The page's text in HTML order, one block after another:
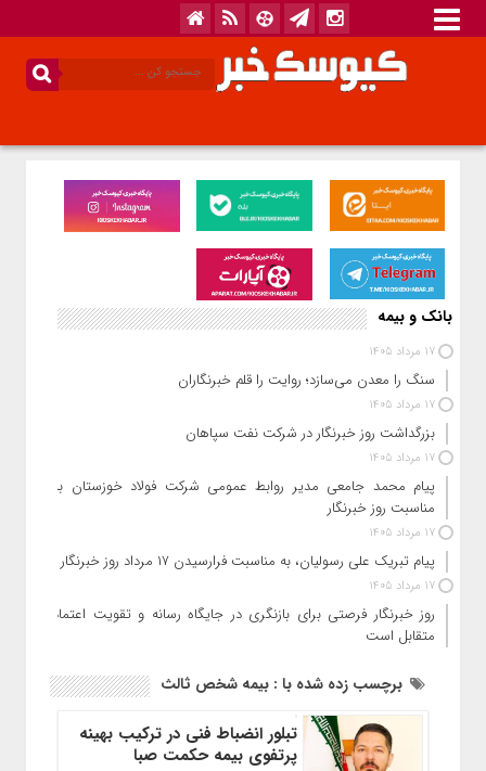
بانک و بیمه
17 مرداد 1405
سنگ را معدن می‌سازد؛ روایت را قلم خبرنگاران
17 مرداد 1405
بزرگداشت روز خبرنگار در شرکت نفت سپاهان
17 مرداد 1405
پیام محمد جامعی مدیر روابط عمومی شرکت فولاد خوزستان به
مناسبت روز خبرنگار
17 مرداد 1405
پیام تبریک علی رسولیان، به مناسبت فرارسیدن ۱۷ مرداد روز خبرنگار
17 مرداد 1405
روز خبرنگار فرصتی برای بازنگری در جایگاه رسانه و تقویت اعتماد
متقابل است
برچسب زده شده با : بیمه شخص ثالث
تبلور انضباط فنی در ترکیب بهینه
پرتفوی بیمه حکمت صبا